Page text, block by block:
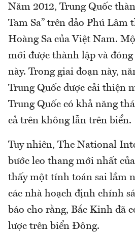
Năm 2012, Trung Quốc
Tam Sa” trên đảo Phú Lâm
Hoàng Sa của Việt Nam.
mới được thành lập và
này. Trong giai đoạn này,
Trung Quốc được cải thiện
Trung Quốc có khả năng
cả trên không lẫn trên biển.
Tuy nhiên, The National
bước leo thang mới nhất
thấy một tính toán sai lầm
các nhà hoạch định chính
báo cho rằng, Bắc Kinh đã
lược trên biển Đông.